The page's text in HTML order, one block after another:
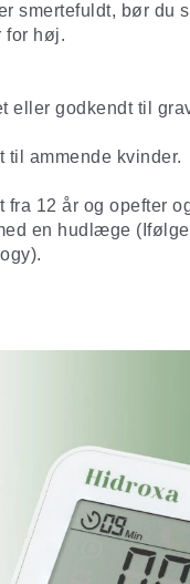
smertefuldt, bør du
for høj.
eller godkendt til
til ammende kvinder.
fra 12 år og opefter
en hudlæge